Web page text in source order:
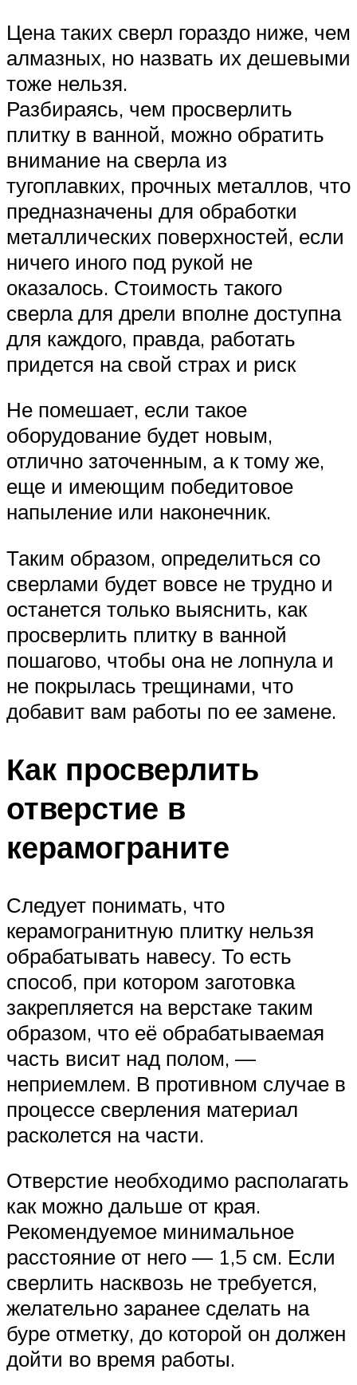
Цена таких сверл гораздо ниже, чем
алмазных, но назвать их дешевыми
тоже нельзя.
Разбираясь, чем просверлить
плитку в ванной, можно обратить
внимание на сверла из
тугоплавких, прочных металлов, что
предназначены для обработки
металлических поверхностей, если
ничего иного под рукой не
оказалось. Стоимость такого
сверла для дрели вполне доступна
для каждого, правда, работать
придется на свой страх и риск
Не помешает, если такое
оборудование будет новым,
отлично заточенным, а к тому же,
еще и имеющим победитовое
напыление или наконечник.
Таким образом, определиться со
сверлами будет вовсе не трудно и
останется только выяснить, как
просверлить плитку в ванной
пошагово, чтобы она не лопнула и
не покрылась трещинами, что
добавит вам работы по ее замене.
Как просверлить
отверстие в
керамограните
Следует понимать, что
керамогранитную плитку нельзя
обрабатывать навесу. То есть
способ, при котором заготовка
закрепляется на верстаке таким
образом, что её обрабатываемая
часть висит над полом, —
неприемлем. В противном случае в
процессе сверления материал
расколется на части.
Отверстие необходимо располагать
как можно дальше от края.
Рекомендуемое минимальное
расстояние от него — 1,5 см. Если
сверлить насквозь не требуется,
желательно заранее сделать на
буре отметку, до которой он должен
дойти во время работы.